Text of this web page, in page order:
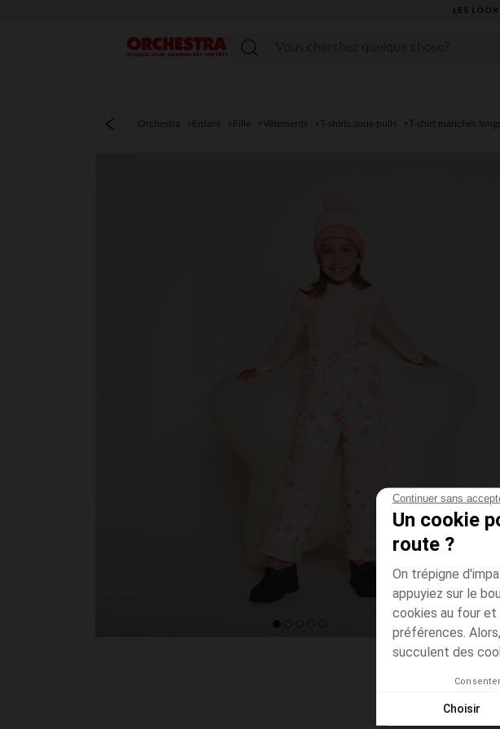
Continuer sans
Un cookie
route ?
On trépigne
appuyiez sur le
cookies au four
préférences.
succulent des
Choisir
LES
Menu
Orchestra Enfant Fille Vêtements T-shirts,sous-pulls T-shirt manches